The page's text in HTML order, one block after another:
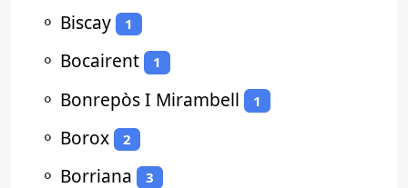
⚬ Biscay 1
⚬ Bocairent 1
⚬ Bonrepòs I Mirambell 1
⚬ Borox 2
⚬ Borriana 3